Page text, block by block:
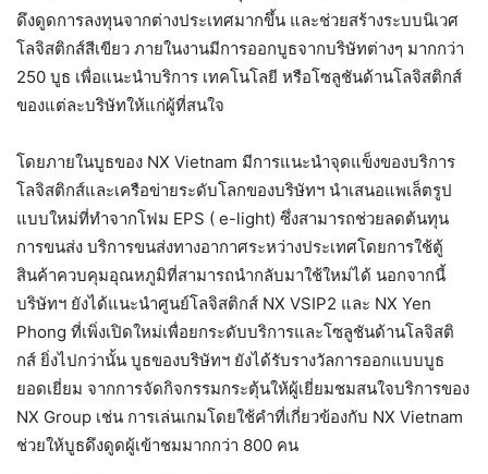
ดึงดูดการลงทุนจากต่างประเทศมากขึ้น และช่วยสร้างระบบนิเวศ
โลจิสติกส์สีเขียว ภายในงานมีการออกบูธจากบริษัทต่างๆ มากกว่า
250 บูธ เพื่อแนะนำบริการ เทคโนโลยี หรือโซลูชันด้านโลจิสติกส์
ของแต่ละบริษัทให้แก่ผู้ที่สนใจ
โดยภายในบูธของ NX Vietnam มีการแนะนำจุดแข็งของบริการ
โลจิสติกส์และเครือข่ายระดับโลกของบริษัทฯ นำเสนอแพเล็ตรูป
แบบใหม่ที่ทำจากโฟม EPS ( e-light) ซึ่งสามารถช่วยลดต้นทุน
การขนส่ง บริการขนส่งทางอากาศระหว่างประเทศโดยการใช้ตู้
สินค้าควบคุมอุณหภูมิที่สามารถนำกลับมาใช้ใหม่ได้ นอกจากนี้
บริษัทฯ ยังได้แนะนำศูนย์โลจิสติกส์ NX VSIP2 และ NX Yen
Phong ที่เพิ่งเปิดใหม่เพื่อยกระดับบริการและโซลูชันด้านโลจิสติ
กส์ ยิ่งไปกว่านั้น บูธของบริษัทฯ ยังได้รับรางวัลการออกแบบบูธ
ยอดเยี่ยม จากการจัดกิจกรรมกระตุ้นให้ผู้เยี่ยมชมสนใจบริการของ
NX Group เช่น การเล่นเกมโดยใช้คำที่เกี่ยวข้องกับ NX Vietnam
ช่วยให้บูธดึงดูดผู้เข้าชมมากกว่า 800 คน